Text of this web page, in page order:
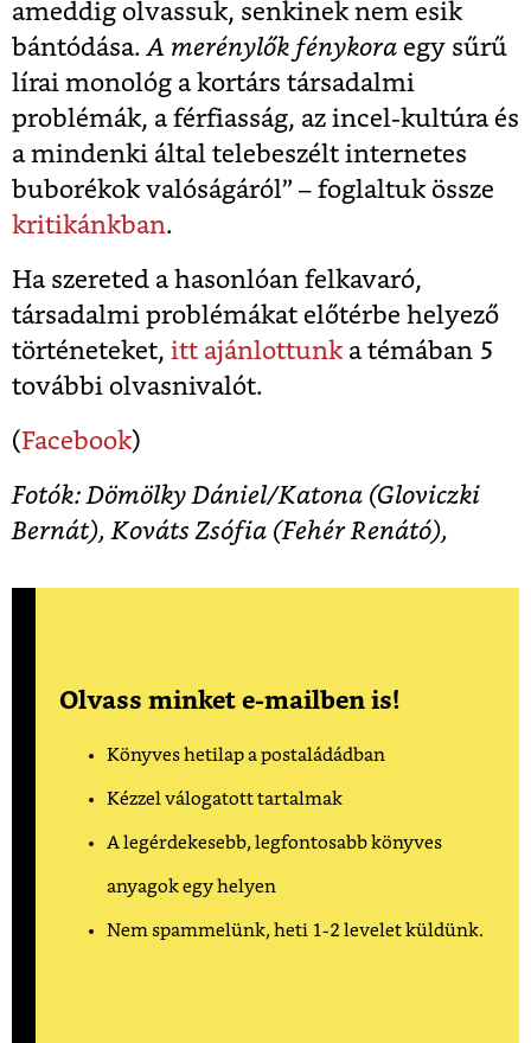
ameddig olvassuk, senkinek nem esik
bántódása. A merénylők fénykora egy sűrű
lírai monológ a kortárs társadalmi
problémák, a férfiasság, az incel-kultúra és
a mindenki által telebeszélt internetes
buborékok valóságáról” – foglaltuk össze
kritikánkban.
Ha szereted a hasonlóan felkavaró,
társadalmi problémákat előtérbe helyező
történeteket, itt ajánlottunk a témában 5
további olvasnivalót.
(Facebook)
Fotók: Dömölky Dániel/Katona (Gloviczki
Bernát), Kováts Zsófia (Fehér Renátó),
Olvass minket e-mailben is!
Könyves hetilap a postaládádban
Kézzel válogatott tartalmak
A legérdekesebb, legfontosabb könyves
anyagok egy helyen
Nem spammelünk, heti 1-2 levelet küldünk.